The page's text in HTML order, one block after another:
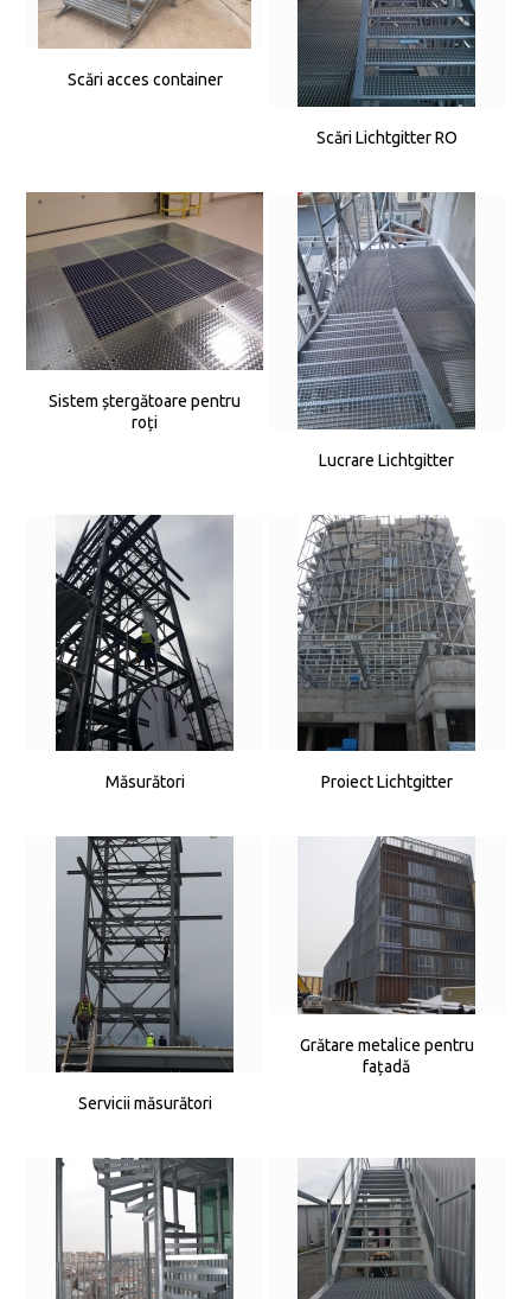
Scări acces container
Scări Lichtgitter RO
Sistem ștergătoare pentru
roți
Lucrare Lichtgitter
Măsurători Proiect Lichtgitter
Servicii măsurători
Grătare metalice pentru
fațadă